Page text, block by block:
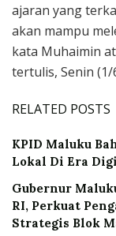
ajaran yang
akan mampu
kata Muhaimin
tertulis, Senin (1/
RELATED POSTS
KPID Maluku
Lokal Di Era
Gubernur
RI, Perkuat
Strategis Blok